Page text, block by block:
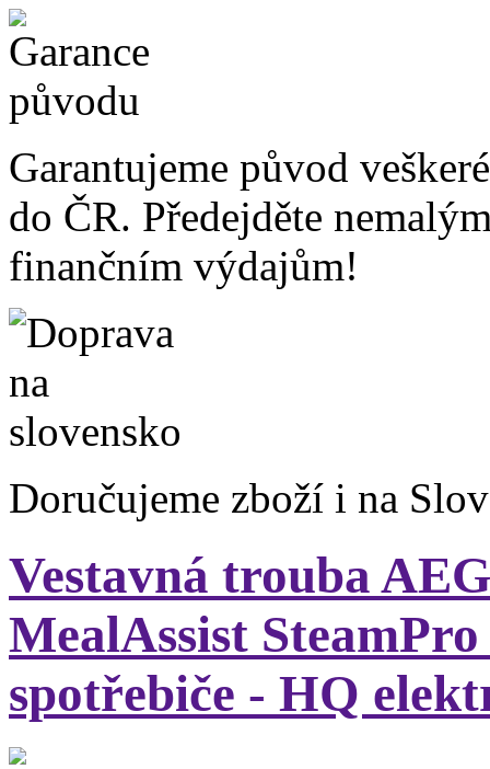
Garantujeme původ
do ČR. Předejděte
finančním výdajům!
Doručujeme zboží i na
Vestavná trouba
MealAssist
spotřebiče - HQ